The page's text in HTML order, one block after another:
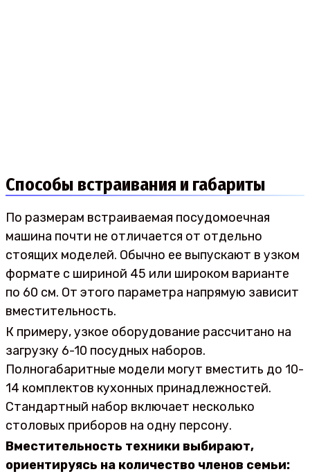
Способы встраивания и габариты
По размерам встраиваемая посудомоечная
машина почти не отличается от отдельно
стоящих моделей. Обычно ее выпускают в узком
формате с шириной 45 или широком варианте
по 60 см. От этого параметра напрямую зависит
вместительность.
К примеру, узкое оборудование рассчитано на
загрузку 6-10 посудных наборов.
Полногабаритные модели могут вместить до 10-
14 комплектов кухонных принадлежностей.
Стандартный набор включает несколько
столовых приборов на одну персону.
Вместительность техники выбирают,
ориентируясь на количество членов семьи: